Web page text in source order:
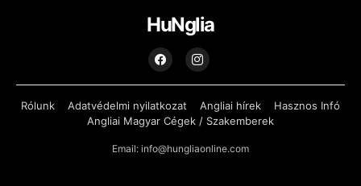
HuNglia
Rólunk Adatvédelmi nyilatkozat Angliai hírek
Hasznos Infó
Angliai Magyar Cégek / Szakemberek
Email: info@hungliaonline.com